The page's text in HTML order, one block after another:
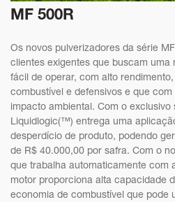
MF 500R
Os novos pulverizadores da série
clientes exigentes que buscam uma
fácil de operar, com alto
combustível e defensivos e que
impacto ambiental. Com o
Liquidlogic(™) entrega uma
desperdício de produto, podendo
de R$ 40.000,00 por safra. Com o
que trabalha automaticamente com
motor proporciona alta capacidade
economia de combustível que pode